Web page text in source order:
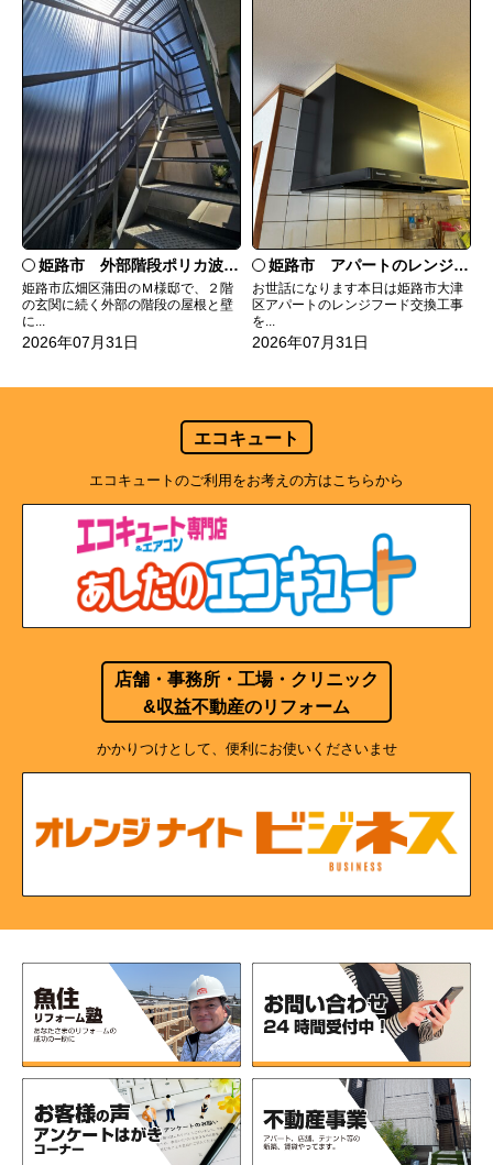
姫路市 外部階段ポリカ波板張替工事
姫路市広畑区蒲田のＭ様邸で、２階
の玄関に続く外部の階段の屋根と壁
に...
2026年07月31日
姫路市 アパートのレンジフード交換
お世話になります本日は姫路市大津
区アパートのレンジフード交換工事
を...
2026年07月31日
エコキュート
エコキュートのご利用をお考えの方はこちらから
店舗・事務所・工場・クリニック
&収益不動産のリフォーム
かかりつけとして、便利にお使いくださいませ